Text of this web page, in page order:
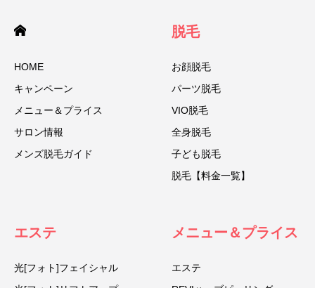
HOME
キャンペーン
メニュー＆プライス
サロン情報
メンズ脱毛ガイド
脱毛
お顔脱毛
パーツ脱毛
VIO脱毛
全身脱毛
子ども脱毛
脱毛【料金一覧】
エステ
光[フォト]フェイシャル
メニュー＆プライス
エステ